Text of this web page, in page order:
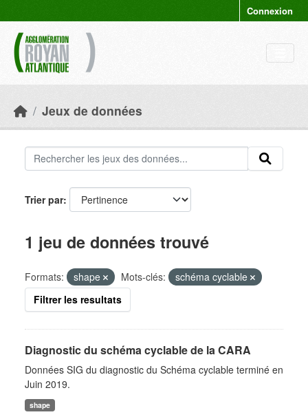
Connexion
Jeux de données
Trier par
1 jeu de données trouvé
Formats: shape Mots-clés:
schéma cyclable
Filtrer les resultats
Diagnostic du schéma cyclable de la CARA
Données SIG du diagnostic du Schéma cyclable terminé en
Juin 2019.
shape